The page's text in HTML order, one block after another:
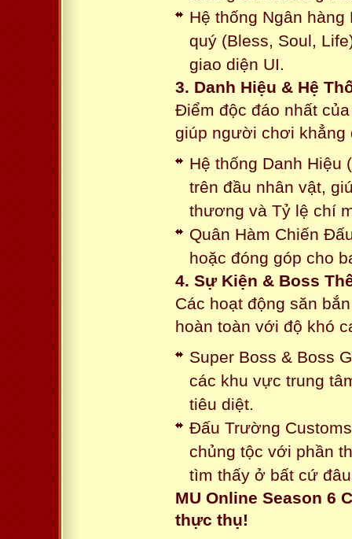
Hệ thống Ngân
quý (Bless, Soul,
giao diện UI.
3. Danh Hiệu & Hệ
Điểm độc đáo nhất
giúp người chơi khẳng
Hệ thống Danh Hiệu
trên đầu nhân vật,
thương và Tỷ lệ chí
Quân Hàm Chiến
hoặc đóng góp cho
4. Sự Kiện & Boss
Các hoạt động săn
hoàn toàn với độ khó
Super Boss & Boss
các khu vực trung
tiêu diệt.
Đấu Trường
chủng tộc với phần
tìm thấy ở bất cứ
MU Online Season 6
thực thụ!